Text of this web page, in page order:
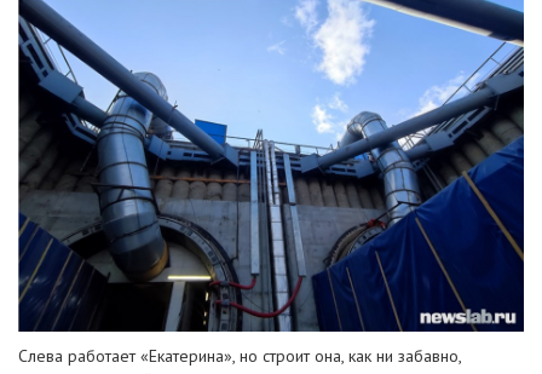
Слева работает «Екатерина», но строит она, как ни забавно,